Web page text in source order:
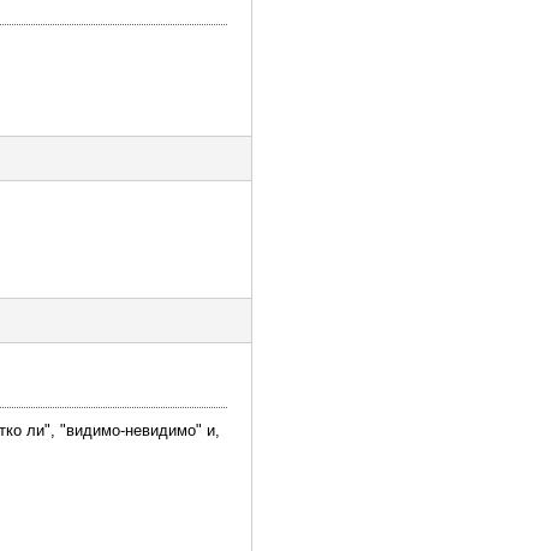
ли", "видимо-невидимо" и,